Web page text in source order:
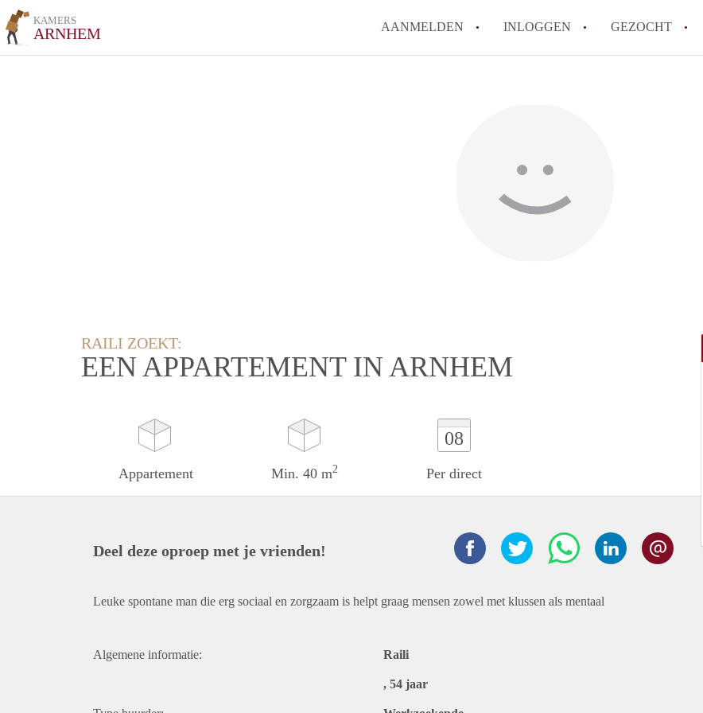
KAMERS
ARNHEM AANMELDEN INLOGGEN GEZOCHT
RAILI ZOEKT:
EEN APPARTEMENT IN ARNHEM
Appartement Min. 40 m2
08
Per direct
Deel deze oproep met je vrienden!
Leuke spontane man die erg sociaal en zorgzaam is helpt graag mensen zowel met klussen als mentaal
Algemene informatie: Raili
, 54 jaar